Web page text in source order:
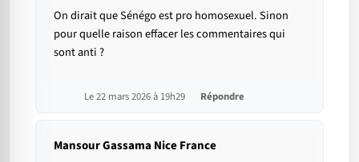
On dirait que Sénégo est pro homosexuel. Sinon
pour quelle raison effacer les commentaires qui
sont anti ?
Le 22 mars 2026 à 19h29 Répondre
Mansour Gassama Nice France